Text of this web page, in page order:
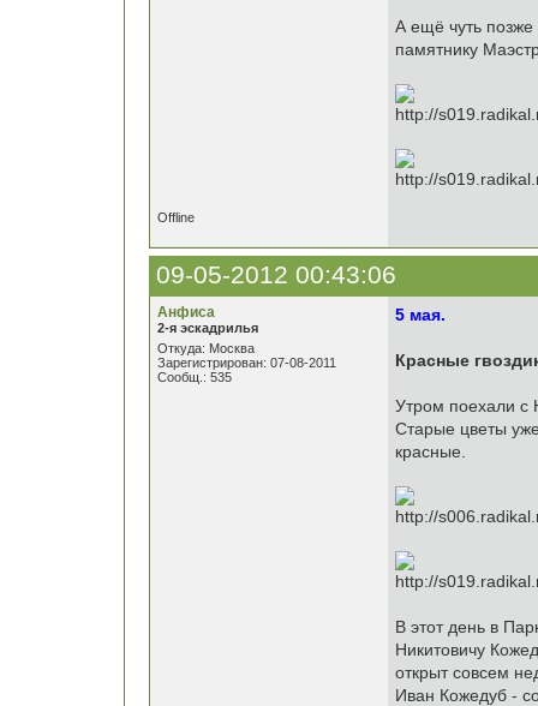
А ещё чуть
памятнику
Offline
09-05-2012 00:43:06
Анфиса
2-я эскадрилья
Откуда: Москва
Зарегистрирован: 07-08-2011
Сообщ.: 535
5 мая.
Красные
Утром поехали с
Старые цветы
красные.
В этот день в
Никитовичу
открыт совсем
Иван Кожедуб -